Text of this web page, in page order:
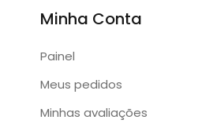
Minha Conta
Painel
Meus pedidos
Minhas avaliações